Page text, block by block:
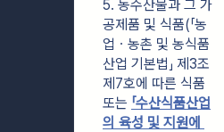
5. 농수산물과 그 가
공제품 및 식품(「농
업ㆍ농촌 및 농식품
산업 기본법」 제3조
제7호에 따른 식품
또는 「수산식품산업
의 육성 및 지원에